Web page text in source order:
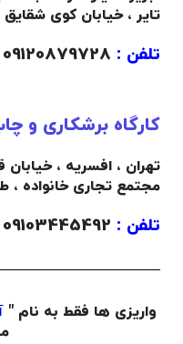
تایر ، خیابان کوی
تلفن :
کارگاه برشکاری و
تهران ، افسریه ،
مجتمع تجاری خانواده ،
تلفن :
واریزی ها فقط به نام "